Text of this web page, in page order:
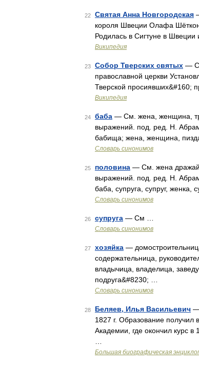
22 Святая Анна Новгородская
короля Швеции Олафа
Родилась в Сигтуне в
Википедия
23 Собор Тверских святых —
православной церкви
Тверской просиявших&#160;
Википедия
24 баба — См. жена, женщина,
выражений. под. ред. Н.
бабища; жена, женщина,
Словарь синонимов
25 половина — См. жена
выражений. под. ред. Н.
баба, супруга, супруг, женка,
Словарь синонимов
26 супруга — См …
Словарь синонимов
27 хозяйка —
содержательница,
владычица, владелица,
подруга&#8230; …
Словарь синонимов
28 Беляев, Илья Васильевич —
1827 г. Образование получил
Академии, где окончил курс
Большая биографическая